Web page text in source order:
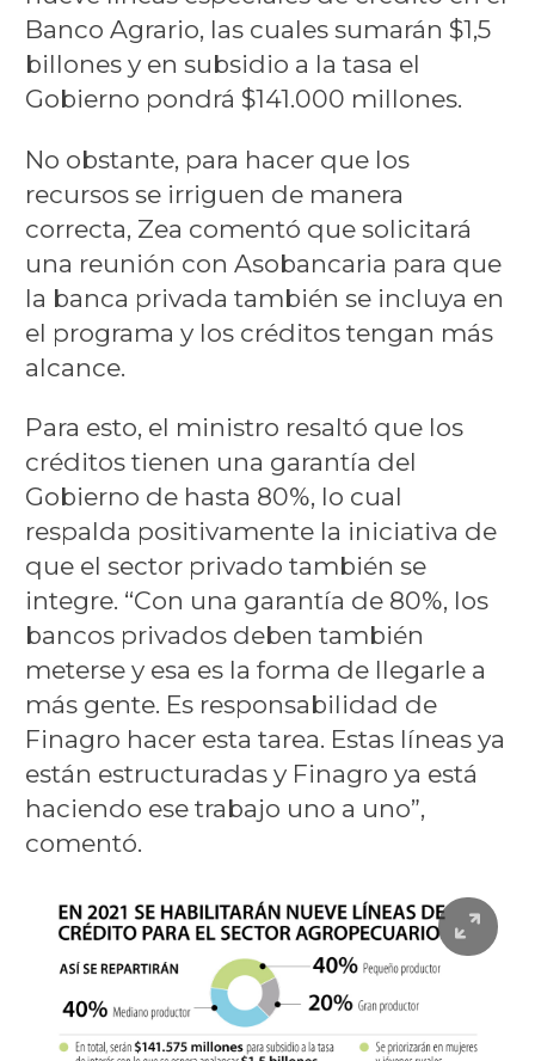
Banco Agrario, las cuales sumarán $1,5
billones y en subsidio a la tasa el
Gobierno pondrá $141.000 millones.
No obstante, para hacer que los
recursos se irriguen de manera
correcta, Zea comentó que solicitará
una reunión con Asobancaria para que
la banca privada también se incluya en
el programa y los créditos tengan más
alcance.
Para esto, el ministro resaltó que los
créditos tienen una garantía del
Gobierno de hasta 80%, lo cual
respalda positivamente la iniciativa de
que el sector privado también se
integre. “Con una garantía de 80%, los
bancos privados deben también
meterse y esa es la forma de llegarle a
más gente. Es responsabilidad de
Finagro hacer esta tarea. Estas líneas ya
están estructuradas y Finagro ya está
haciendo ese trabajo uno a uno”,
comentó.